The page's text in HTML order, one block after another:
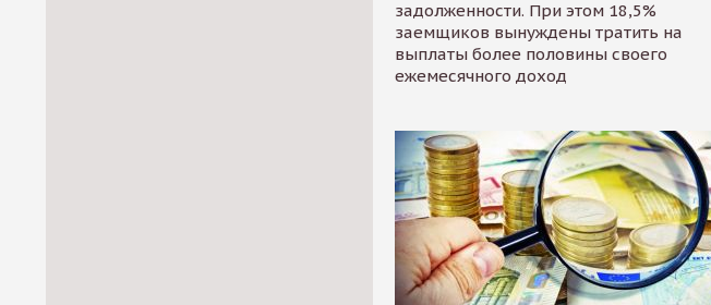
задолженности. При этом 18,5%
заемщиков вынуждены тратить на
выплаты более половины своего
ежемесячного доход